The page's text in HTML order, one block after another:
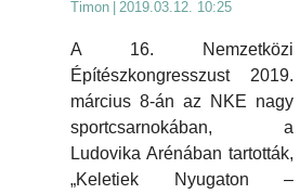
Timon 2019.03.12. 10:25
A 16. Nemzetközi
Építészkongresszust 2019.
március 8-án az NKE nagy
sportcsarnokában, a
Ludovika Arénában tartották,
„Keletiek Nyugaton –